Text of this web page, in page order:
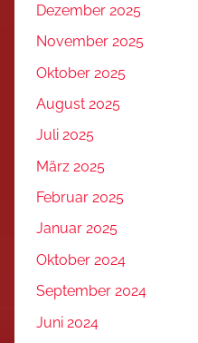
Dezember 2025
November 2025
Oktober 2025
August 2025
Juli 2025
März 2025
Februar 2025
Januar 2025
Oktober 2024
September 2024
Juni 2024